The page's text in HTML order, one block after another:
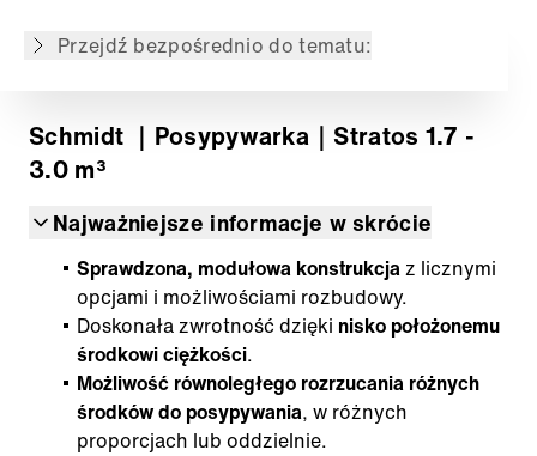
Przejdź bezpośrednio do tematu:
Powrót do przeglądu
Schmidt ｜Posypywarka ｜Stratos 1.7 -
3.0 m³
Najważniejsze informacje w skrócie
Sprawdzona, modułowa konstrukcjaz licznymi
opcjami i możliwościami rozbudowy.
Doskonała zwrotność dzięki nisko położonemu
środkowi ciężkości.
Możliwość równoległego rozrzucania różnych
środków do posypywania, w różnych
proporcjach lub oddzielnie.